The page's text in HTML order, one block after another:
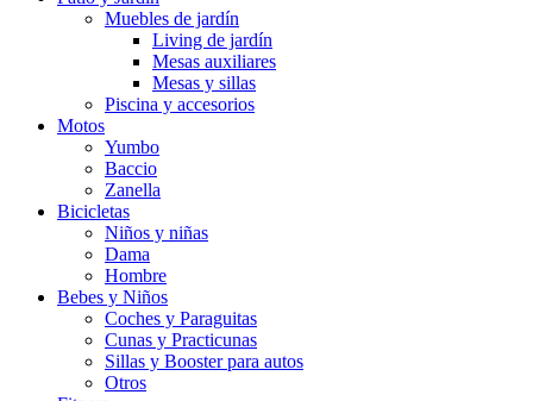
Muebles de jardín
Living de jardín
Mesas auxiliares
Mesas y sillas
Piscina y accesorios
Motos
Yumbo
Baccio
Zanella
Bicicletas
Niños y niñas
Dama
Hombre
Bebes y Niños
Coches y Paraguitas
Cunas y Practicunas
Sillas y Booster para autos
Otros